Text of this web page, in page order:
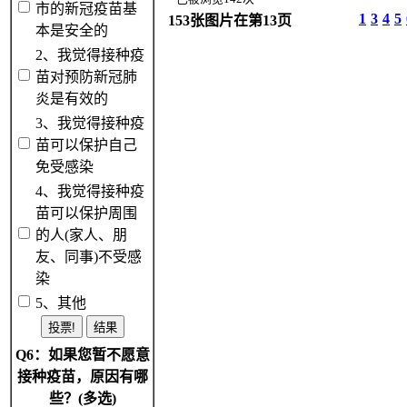
市的新冠疫苗基
本是安全的
2、我觉得接种疫
苗对预防新冠肺
炎是有效的
3、我觉得接种疫
苗可以保护自己
免受感染
4、我觉得接种疫
苗可以保护周围
的人(家人、朋
友、同事)不受感
染
5、其他
Q6：如果您暂不愿意
接种疫苗，原因有哪
些？(多选)
153张图片在第13页 1 3 4 5